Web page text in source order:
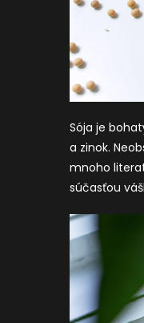
Sója je
a zinok.
mnoho
súčasťou